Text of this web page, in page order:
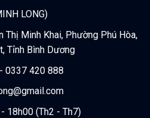
LONG)
Minh Khai, Phường Phú Hòa,
Tỉnh Bình Dương
0337 420 888
18h00 (Th2 - Th7)